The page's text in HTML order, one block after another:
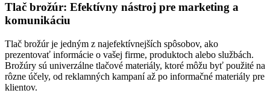
Tlač brožúr: Efektívny nástroj pre marketing a
komunikáciu
Tlač brožúr je jedným z najefektívnejších spôsobov, ako
prezentovať informácie o vašej firme, produktoch alebo službách.
Brožúry sú univerzálne tlačové materiály, ktoré môžu byť použité na
rôzne účely, od reklamných kampaní až po informačné materiály pre
klientov.